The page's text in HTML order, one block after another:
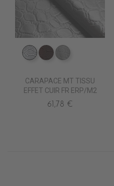
ED0030 Argent
ED0011 Chocolat
ED0000 Blanc
CARAPACE MT TISSU
EFFET CUIR FR ERP/M2
61,78 €